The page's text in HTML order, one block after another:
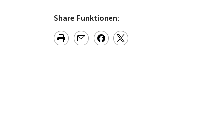
Share Funktionen: